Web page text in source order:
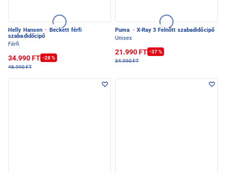
Helly Hansen ·
Beckett férfi
szabadidőcipő
Férfi
34.990 FT -28 %
48.990 FT
Puma · X-Ray 3 Felnőtt szabadidőcipő
Unisex
21.990 FT -37 %
34.990 FT